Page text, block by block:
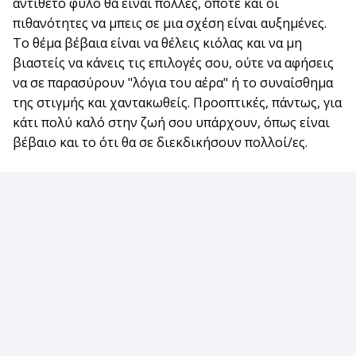
πιθανότητες να μπεις σε μια σχέση είναι αυξημένες.
Το θέμα βέβαια είναι να θέλεις κιόλας και να μη
βιαστείς να κάνεις τις επιλογές σου, ούτε να αφήσεις
να σε παρασύρουν "λόγια του αέρα" ή το συναίσθημα
της στιγμής και χαντακωθείς. Προοπτικές, πάντως, για
κάτι πολύ καλό στην ζωή σου υπάρχουν, όπως είναι
βέβαιο και το ότι θα σε διεκδικήσουν πολλοί/ες.